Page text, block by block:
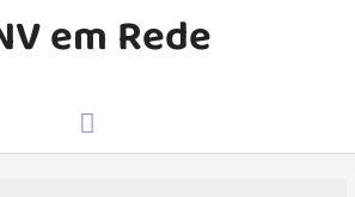
em Rede